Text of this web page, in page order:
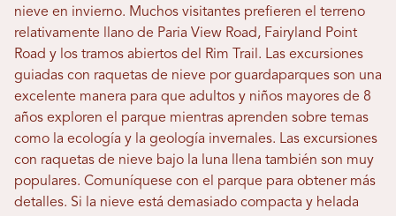
nieve en invierno. Muchos visitantes prefieren el terreno
relativamente llano de Paria View Road, Fairyland Point
Road y los tramos abiertos del Rim Trail. Las excursiones
guiadas con raquetas de nieve por guardaparques son una
excelente manera para que adultos y niños mayores de 8
años exploren el parque mientras aprenden sobre temas
como la ecología y la geología invernales. Las excursiones
con raquetas de nieve bajo la luna llena también son muy
populares. Comuníquese con el parque para obtener más
detalles. Si la nieve está demasiado compacta y helada